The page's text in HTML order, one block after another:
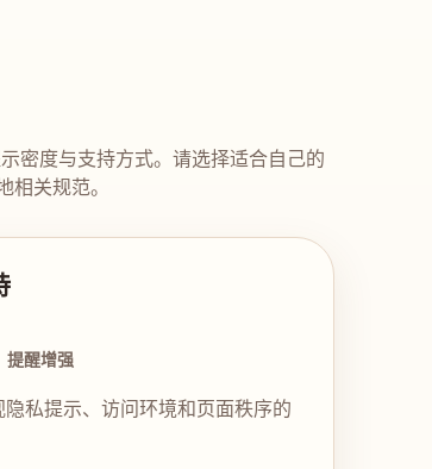
密度与支持方式。请选择适合自己的
关规范。
提醒增强
私提示、访问环境和页面秩序的